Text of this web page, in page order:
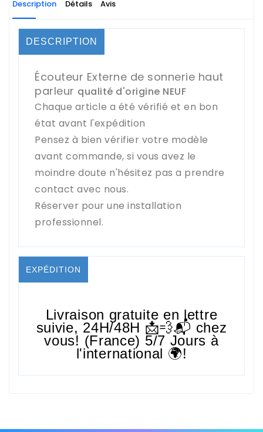
Description Détails Avis
DESCRIPTION
Écouteur Externe de sonnerie haut
parleur qualité d'origine NEUF
Chaque article a été vérifié et en bon
état avant l'expédition
Pensez à bien vérifier votre modèle
avant commande, si vous avez le
moindre doute n'hésitez pas a prendre
contact avec nous.
Réserver pour une installation
professionnel.
EXPÉDITION
Livraison gratuite en lettre
suivie, 24H/48H 📩💨📬 chez
vous! (France) 5/7 Jours à
l'international 🌍!